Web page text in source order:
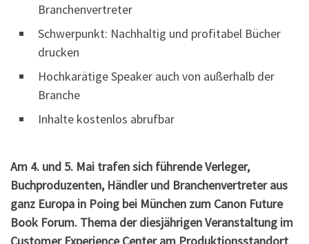
Branchenvertreter
Schwerpunkt: Nachhaltig und profitabel Bücher
drucken
Hochkarätige Speaker auch von außerhalb der
Branche
Inhalte kostenlos abrufbar
Am 4. und 5. Mai trafen sich führende Verleger,
Buchproduzenten, Händler und Branchenvertreter aus
ganz Europa in Poing bei München zum Canon Future
Book Forum. Thema der diesjährigen Veranstaltung im